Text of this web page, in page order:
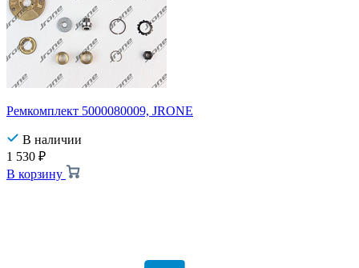
Ремкомплект 5000080009, JRONE
В наличии
1 530 ₽
В корзину